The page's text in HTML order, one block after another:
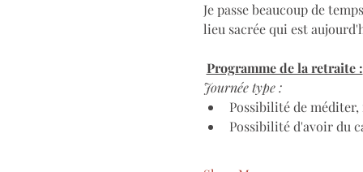
Je passe beaucoup de
lieu sacrée qui est
Programme de la retraite :
Journée type :
Possibilité de
Possibilité d'avoir du